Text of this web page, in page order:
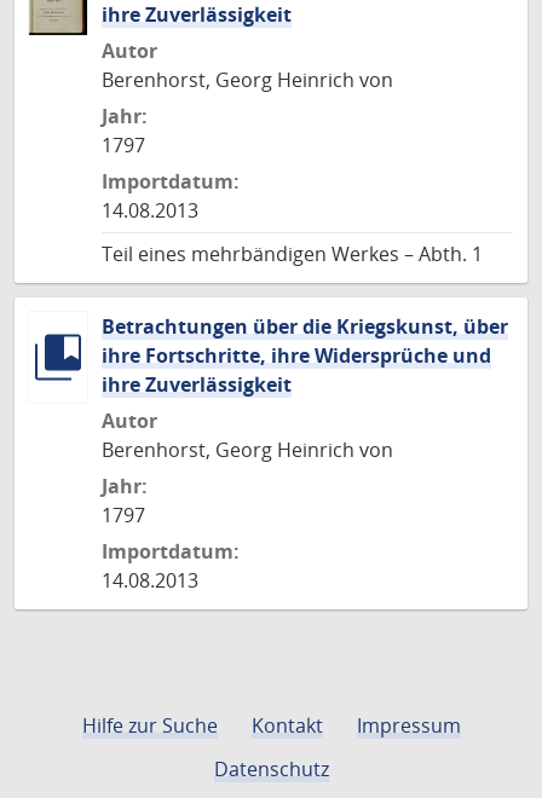
ihre Zuverlässigkeit
Autor
Berenhorst, Georg Heinrich von
Jahr:
1797
Importdatum:
14.08.2013
Teil eines mehrbändigen Werkes – Abth. 1
Betrachtungen über die Kriegskunst, über
ihre Fortschritte, ihre Widersprüche und
ihre Zuverlässigkeit
Autor
Berenhorst, Georg Heinrich von
Jahr:
1797
Importdatum:
14.08.2013
Hilfe zur Suche Kontakt
Impressum
Datenschutz